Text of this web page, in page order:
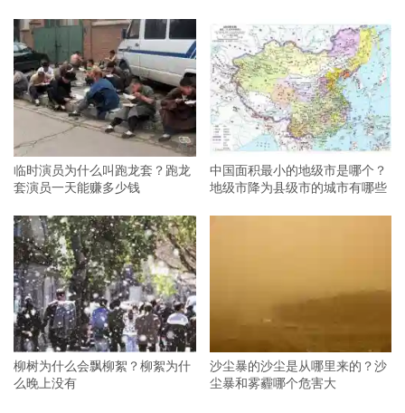
临时演员为什么叫跑龙套？跑龙
套演员一天能赚多少钱
中国面积最小的地级市是哪个？
地级市降为县级市的城市有哪些
柳树为什么会飘柳絮？柳絮为什
么晚上没有
沙尘暴的沙尘是从哪里来的？沙
尘暴和雾霾哪个危害大